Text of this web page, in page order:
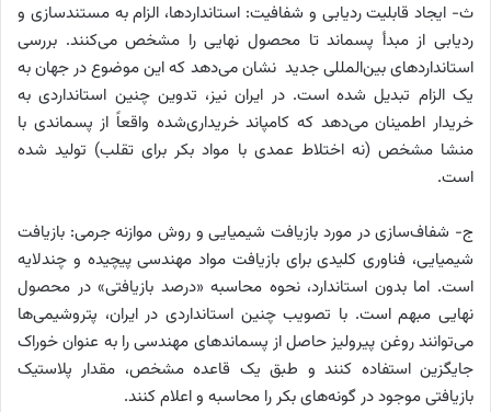
ث- ایجاد قابلیت ردیابی و شفافیت: استانداردها، الزام به مستندسازی و
ردیابی از مبدأ پسماند تا محصول نهایی را مشخص می‌کنند. بررسی
استانداردهای بین‌المللی جدید نشان می‌دهد که این موضوع در جهان به
یک الزام تبدیل شده است. در ایران نیز، تدوین چنین استانداردی به
خریدار اطمینان می‌دهد که کامپاند خریداری‌شده واقعاً از پسماندی با
منشا مشخص (نه اختلاط عمدی با مواد بکر برای تقلب) تولید شده
است.
ج- شفاف‌سازی در مورد بازیافت شیمیایی و روش موازنه جرمی: بازیافت
شیمیایی، فناوری کلیدی برای بازیافت مواد مهندسی پیچیده و چندلایه
است. اما بدون استاندارد، نحوه محاسبه «درصد بازیافتی» در محصول
نهایی مبهم است. با تصویب چنین استانداردی در ایران، پتروشیمی‌ها
می‌توانند روغن پیرولیز حاصل از پسماندهای مهندسی را به عنوان خوراک
جایگزین استفاده کنند و طبق یک قاعده مشخص، مقدار پلاستیک
بازیافتی موجود در گونه‌های بکر را محاسبه و اعلام کنند.